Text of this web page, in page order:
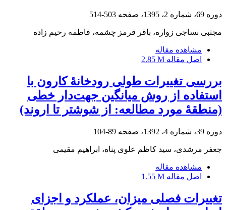
دوره 69، شماره 2، 1395، صفحه 503-514
مجتبی نساجی زواره، باقر قرمز چشمه، فاطمه رحیم زاده
مشاهده مقاله
اصل مقاله 2.85 M
بررسی تغییرات طولی رودخانۀ کارون با
استفاده از روش میانگین جهت‌دار خطی
(منطقۀ مورد مطالعه: از شوشتر تا اروند)
دوره 39، شماره 4، 1392، صفحه 89-104
جعفر مرشدی، سید کاظم علوی پناه، ابراهیم مقیمی
مشاهده مقاله
اصل مقاله 1.55 M
تغییرات فصلی میزان، عملکرد و اجزای